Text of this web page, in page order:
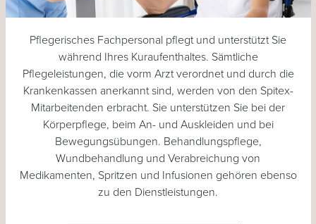
Pflegerisches Fachpersonal pflegt und unterstützt Sie
während Ihres Kuraufenthaltes. Sämtliche
Pflegeleistungen, die vorm Arzt verordnet und durch die
Krankenkassen anerkannt sind, werden von den Spitex-
Mitarbeitenden erbracht. Sie unterstützen Sie bei der
Körperpflege, beim An- und Auskleiden und bei
Bewegungsübungen. Behandlungspflege,
Wundbehandlung und Verabreichung von
Medikamenten, Spritzen und Infusionen gehören ebenso
zu den Dienstleistungen.